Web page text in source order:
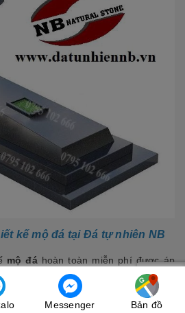
kế mộ đá tại Đá tự nhiên NB
mộ đá hoàn toàn miễn phí được áp
của chúng tôi. Cụ thể .
Messenger Bản đồ